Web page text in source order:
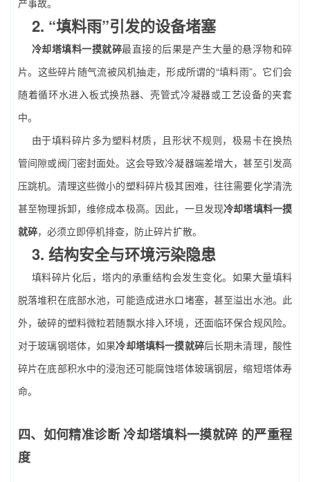
产事故。
2. “填料雨”引发的设备堵塞
冷却塔填料一摸就碎最直接的后果是产生大量的悬浮物和碎
片。这些碎片随气流被风机抽走，形成所谓的“填料雨”。它们会
随着循环水进入板式换热器、壳管式冷凝器或工艺设备的夹套
中。
由于填料碎片多为塑料材质，且形状不规则，极易卡在换热
管间隙或阀门密封面处。这会导致冷凝器端差增大，甚至引发高
压跳机。清理这些微小的塑料碎片极其困难，往往需要化学清洗
甚至物理拆卸，维修成本极高。因此，一旦发现冷却塔填料一摸
就碎，必须立即停机排查，防止碎片扩散。
3. 结构安全与环境污染隐患
填料碎片化后，塔内的承重结构会发生变化。如果大量填料
脱落堆积在底部水池，可能造成进水口堵塞，甚至溢出水池。此
外，破碎的塑料微粒若随飘水排入环境，还面临环保合规风险。
对于玻璃钢塔体，如果冷却塔填料一摸就碎后长期未清理，酸性
碎片在底部积水中的浸泡还可能腐蚀塔体玻璃钢层，缩短塔体寿
命。
四、如何精准诊断 冷却塔填料一摸就碎 的严重程
度